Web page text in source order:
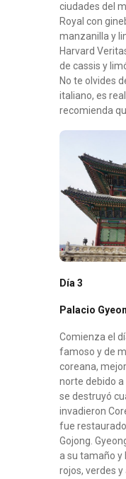
ciudades del
Royal con
manzanilla y
Harvard
de cassis y
No te olvides
italiano, es
recomienda
Día 3
Palacio
Comienza el
famoso y de
coreana,
norte debido a
se destruyó
invadieron
fue
Gojong.
a su tamaño y
rojos, verdes